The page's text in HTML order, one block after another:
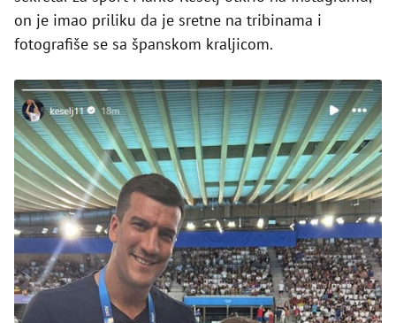
on je imao priliku da je sretne na tribinama i
fotografiše se sa španskom kraljicom.